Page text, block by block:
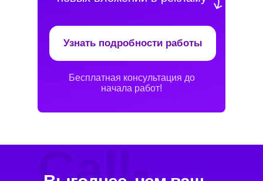
Бесплатная консультация до
начала работ!
Узнать подробности работы